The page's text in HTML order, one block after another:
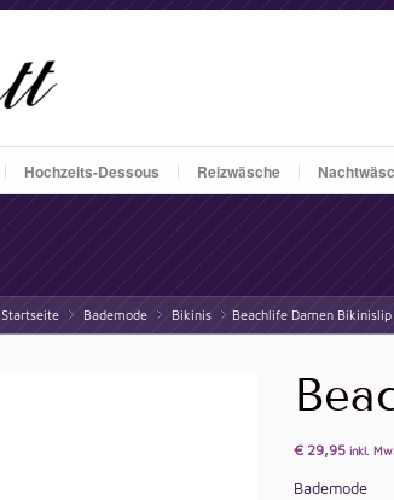
Hochzeits-Dessous Reizwäsche
Startseite »
Bademode »
Bikinis »
Beachlife Damen Bikinislip
€ 29,95 inkl.
Bademode